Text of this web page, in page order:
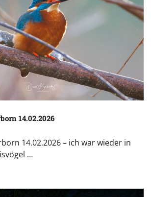
14.02.2026
14.02.2026 – ich war wieder in
…